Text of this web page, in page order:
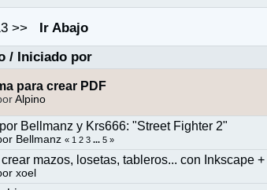
>>
Ir Abajo
/ Iniciado por
para crear PDF
Alpino
Bellmanz y Krs666: "Street Fighter 2"
Bellmanz « 1 2 3 ...5 »
mazos, losetas, tableros... con Inkscape
xoel